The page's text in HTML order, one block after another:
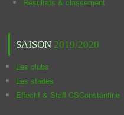
SAISON 2019/2020
Les clubs
Les stades
Effectif & Staff CSConstantine